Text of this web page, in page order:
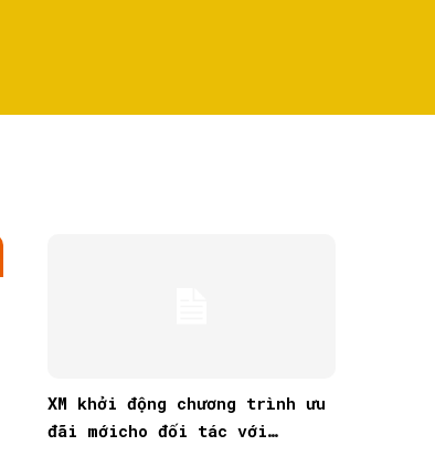
XM khởi động chương trình ưu
đãi mớicho đối tác với